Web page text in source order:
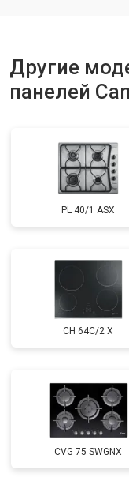
Другие
панелей
PL 40/1 ASX
CH 64C/2 X
CVG 75 SWGNX